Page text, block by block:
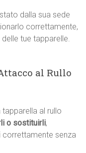
dalla sua sede
correttamente,
tue tapparelle.
al Rullo
al rullo
o sostituirli,
correttamente senza